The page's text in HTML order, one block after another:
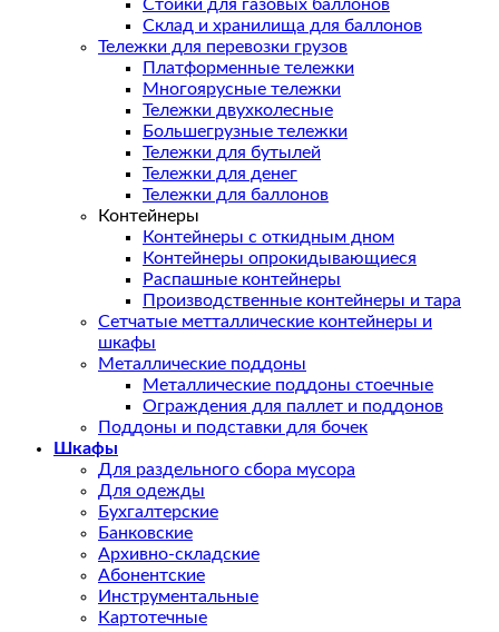
Стойки для газовых баллонов
Склад и хранилища для баллонов
Тележки для перевозки грузов
Платформенные тележки
Многоярусные тележки
Тележки двухколесные
Большегрузные тележки
Тележки для бутылей
Тележки для денег
Тележки для баллонов
Контейнеры
Контейнеры с откидным дном
Контейнеры опрокидывающиеся
Распашные контейнеры
Производственные контейнеры и тара
Сетчатые метталлические контейнеры и
шкафы
Металлические поддоны
Металлические поддоны стоечные
Ограждения для паллет и поддонов
Поддоны и подставки для бочек
Шкафы
Для раздельного сбора мусора
Для одежды
Бухгалтерские
Банковские
Архивно-складские
Абонентские
Инструментальные
Картотечные